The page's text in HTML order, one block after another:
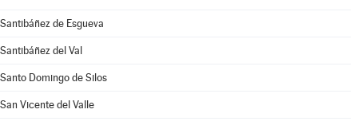
Santibáñez de Esgueva
Santibáñez del Val
Santo Domingo de Silos
San Vicente del Valle